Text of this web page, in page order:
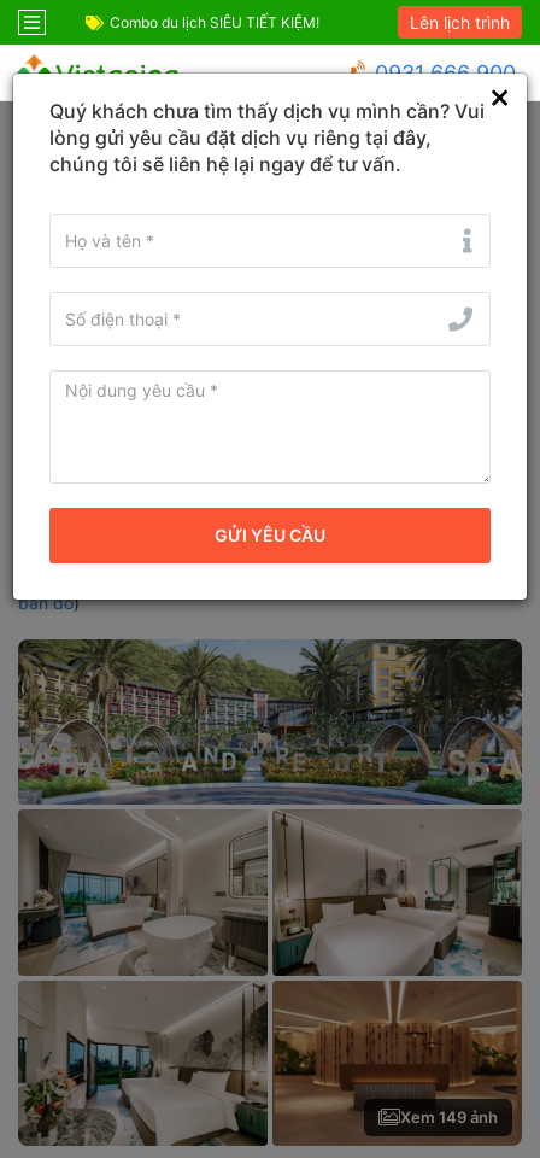
Combo du lịch SIÊU TIẾT KIỆM! Combo Sapa Siêu
Lên lịch trình
0931 666 900
Trang chủ Hải Phòng Cát Bà
Tìm khách sạn ở gần đây
The May Legend Cát Bà Beach
Resort Đánh giá 9.6
Cát Cò 1, Thị trấn Cát Bà, Huyện Cát Hải, Hải
bản đồ)
Xem 149 ảnh
Quý khách chưa tìm thấy dịch vụ mình cần? Vui
lòng gửi yêu cầu đặt dịch vụ riêng tại đây,
chúng tôi sẽ liên hệ lại ngay để tư vấn.